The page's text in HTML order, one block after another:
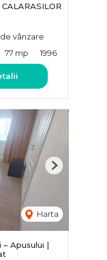
vânzare
77 mp 1996
Harta
Next
Apusului |